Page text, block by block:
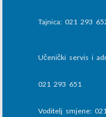
Tajnica: 021 293
Učenički servis i
021 293 651
Voditelj smjene: